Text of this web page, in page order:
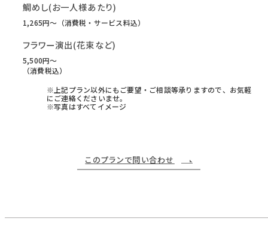
鯛めし(お一人様あたり)
1,265円〜（消費税・サービス料込）
フラワー演出(花束など)
5,500円〜
（消費税込）
※上記プラン以外にもご要望・ご相談等承りますので、お気軽
にご連絡くださいませ。
※写真はすべてイメージ
このプランで問い合わせ